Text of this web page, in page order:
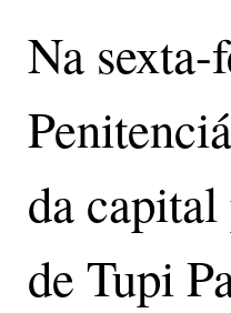
Na
da
de Tupi